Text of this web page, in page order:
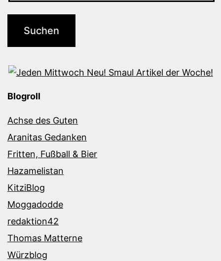
Blogroll
Achse des Guten
Aranitas Gedanken
Fritten, Fußball & Bier
Hazamelistan
KitziBlog
Moggadodde
redaktion42
Thomas Matterne
Würzblog